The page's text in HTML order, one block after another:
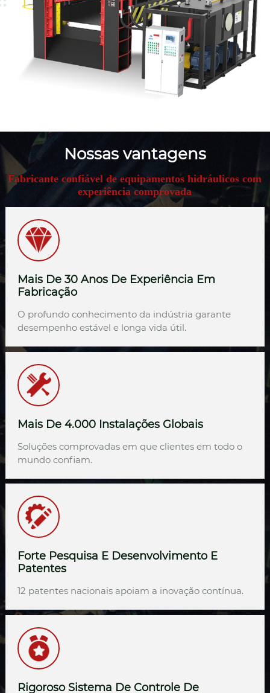
Nossas vantagens
Fabricante confiável de equipamentos hidráulicos com
experiência comprovada
Mais De 30 Anos De Experiência Em
Fabricação
O profundo conhecimento da indústria garante
desempenho estável e longa vida útil.
Mais De 4.000 Instalações Globais
Soluções comprovadas em que clientes em todo o
mundo confiam.
Forte Pesquisa E Desenvolvimento E
Patentes
12 patentes nacionais apoiam a inovação contínua.
Rigoroso Sistema De Controle De